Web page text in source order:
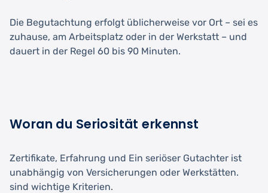
Die Begutachtung erfolgt üblicherweise vor Ort – sei es
zuhause, am Arbeitsplatz oder in der Werkstatt – und
dauert in der Regel 60 bis 90 Minuten.
Woran du Seriosität erkennst
Zertifikate, Erfahrung und Ein seriöser Gutachter ist
unabhängig von Versicherungen oder Werkstätten.
sind wichtige Kriterien.